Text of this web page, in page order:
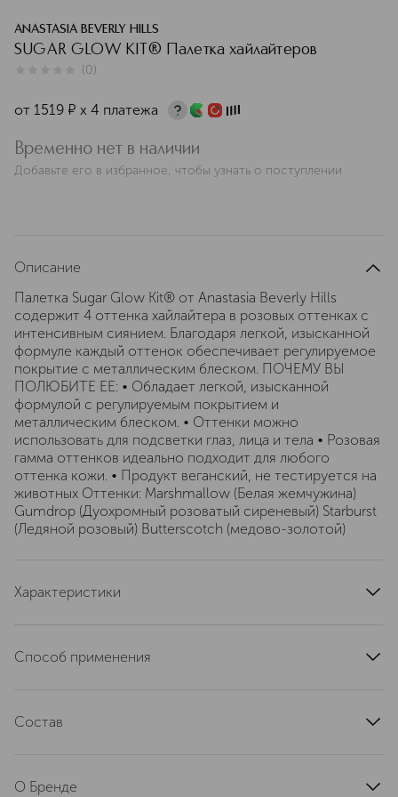
ANASTASIA BEVERLY HILLS
SUGAR GLOW KIT® Палетка хайлайтеров
(0)
от 1519 ¤ х 4 платежа
Временно нет в наличии
Добавьте его в избранное, чтобы узнать о поступлении
Описание
Палетка Sugar Glow Kit® от Anastasia Beverly Hills
содержит 4 оттенка хайлайтера в розовых оттенках с
интенсивным сиянием. Благодаря легкой, изысканной
формуле каждый оттенок обеспечивает регулируемое
покрытие с металлическим блеском. ПОЧЕМУ ВЫ
ПОЛЮБИТЕ ЕЕ: • Обладает легкой, изысканной
формулой с регулируемым покрытием и
металлическим блеском. • Оттенки можно
использовать для подсветки глаз, лица и тела • Розовая
гамма оттенков идеально подходит для любого
оттенка кожи. • Продукт веганский, не тестируется на
животных Оттенки: Marshmallow (Белая жемчужина)
Gumdrop (Дуохромный розоватый сиреневый) Starburst
(Ледяной розовый) Butterscotch (медово-золотой)
Характеристики
артикул
Способ применения
получить естественный блеск, коснитесь хайлайтера
Состав
SYNTHETIC WAX, BORON NITRIDE, CALCIUM
О Бренде